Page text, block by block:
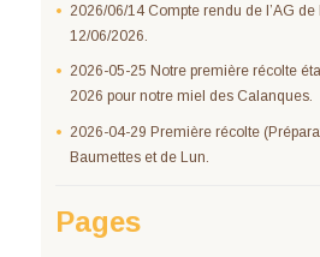
2026/06/14 Compte rendu de l’AG de
12/06/2026.
2026-05-25 Notre première récolte
2026 pour notre miel des Calanques.
2026-04-29 Première récolte
Baumettes et de Lun.
Pages